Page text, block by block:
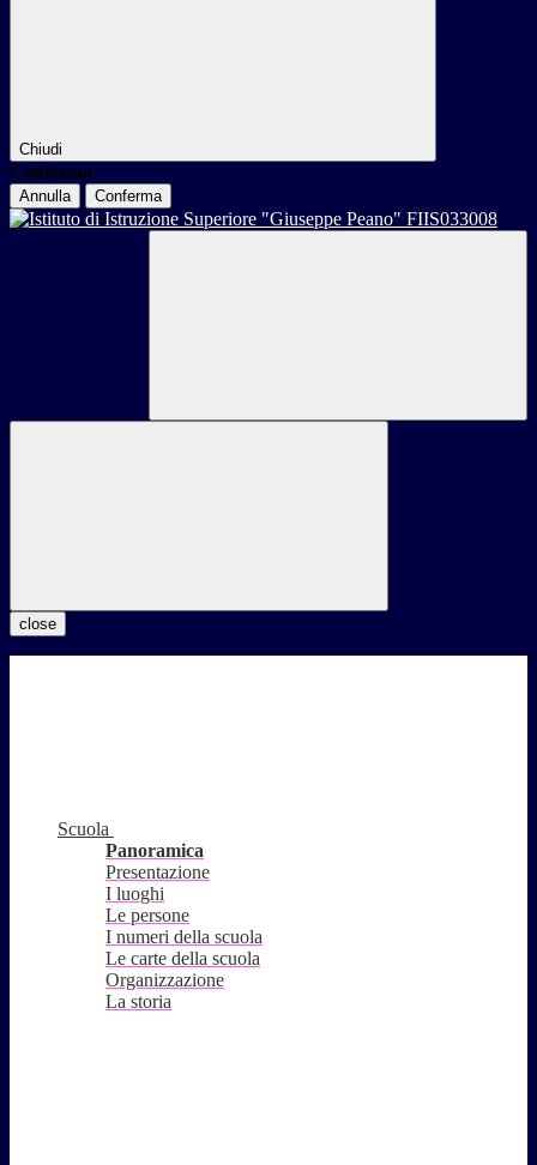
Chiudi
Conferma
Annulla Conferma
close
Scuola
Panoramica
Presentazione
I luoghi
Le persone
I numeri della scuola
Le carte della scuola
Organizzazione
La storia